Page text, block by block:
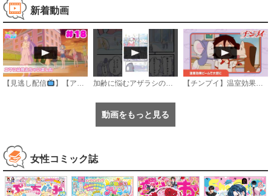
新着動画
【見逃し配信 】【アニメ】『おねがいアイプリ』第１８話：エマには見えちゃいました 加齢に悩むアザラシの話 #のざらしちゃん #漫画 #サンデーうぇぶり 【チンプイ】温室効果ビームで大切に《公式》
動画をもっと見る
女性コミック誌